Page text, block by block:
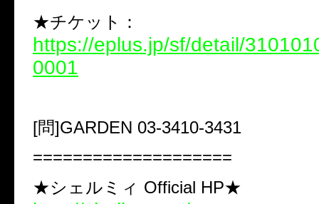
★チケット：
https://eplus.jp/sf/detail/
0001
[問]GARDEN 03-3410-3431
====================
★シェルミィ Official HP★